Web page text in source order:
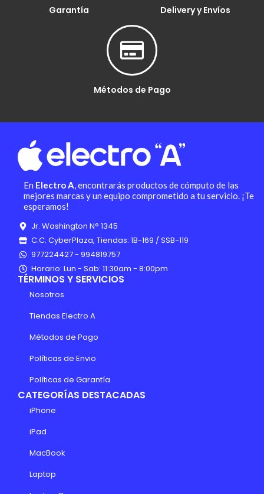
Garantía Delivery y Envíos
Métodos de Pago
En Electro A, encontrarás productos de cómputo de las
mejores marcas y un equipo comprometido a tu servicio. ¡Te
esperamos!
Jr. Washington N° 1345
C.C. CyberPlaza, Tiendas: 1B-169 / SSB-119
977224427 - 994819757
Horario: Lun - Sab: 11:30am - 8:00pm
TÉRMINOS Y SERVICIOS
Nosotros
Tiendas Electro A
Métodos de Pago
Políticas de Envio
Políticas de Garantía
CATEGORÍAS DESTACADAS
iPhone
iPad
MacBook
Laptop